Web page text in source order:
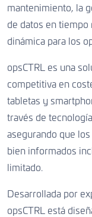
mantenimiento, la
de datos en
dinámica para los
opsCTRL es una
competitiva en
tabletas y
través de
asegurando que
bien informados
limitado.
Desarrollada por
opsCTRL está